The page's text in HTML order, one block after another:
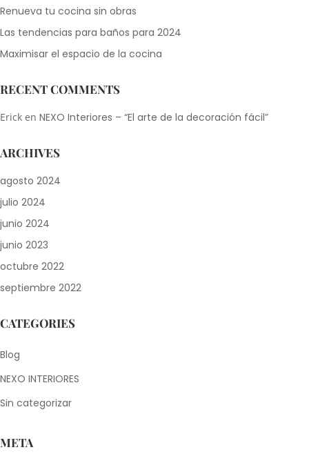
Renueva tu cocina sin obras
Las tendencias para baños para 2024
Maximisar el espacio de la cocina
RECENT COMMENTS
Erick en NEXO Interiores – “El arte de la decoración fácil”
ARCHIVES
agosto 2024
julio 2024
junio 2024
junio 2023
octubre 2022
septiembre 2022
CATEGORIES
Blog
NEXO INTERIORES
Sin categorizar
META